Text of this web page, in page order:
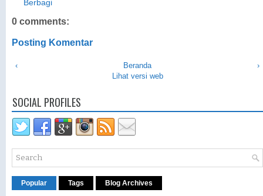
Berbagi
0 comments:
Posting Komentar
‹ ›
Beranda
Lihat versi web
SOCIAL PROFILES
Popular Tags Blog Archives